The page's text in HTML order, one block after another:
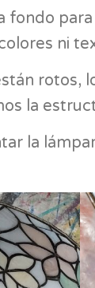
fondo
ni
rotos,
la
la